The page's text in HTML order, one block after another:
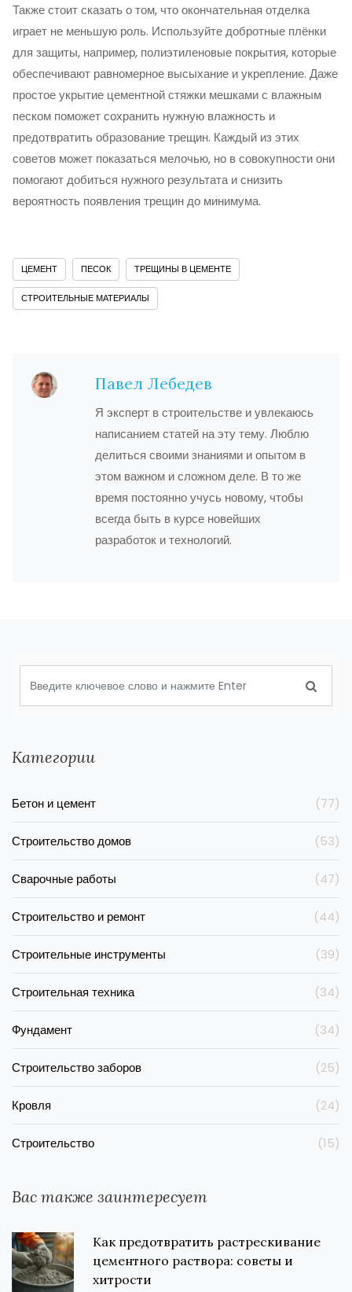
Также стоит сказать о том, что окончательная отделка
играет не меньшую роль. Используйте добротные плёнки
для защиты, например, полиэтиленовые покрытия, которые
обеспечивают равномерное высыхание и укрепление. Даже
простое укрытие цементной стяжки мешками с влажным
песком поможет сохранить нужную влажность и
предотвратить образование трещин. Каждый из этих
советов может показаться мелочью, но в совокупности они
помогают добиться нужного результата и снизить
вероятность появления трещин до минимума.
ЦЕМЕНТ ПЕСОК ТРЕЩИНЫ В ЦЕМЕНТЕ
СТРОИТЕЛЬНЫЕ МАТЕРИАЛЫ
Павел Лебедев
Я эксперт в строительстве и увлекаюсь
написанием статей на эту тему. Люблю
делиться своими знаниями и опытом в
этом важном и сложном деле. В то же
время постоянно учусь новому, чтобы
всегда быть в курсе новейших
разработок и технологий.
Категории
Бетон и цемент (77)
Строительство домов (53)
Сварочные работы (47)
Строительство и ремонт (44)
Строительные инструменты (39)
Строительная техника (34)
Фундамент (34)
Строительство заборов (25)
Кровля (24)
Строительство (15)
Вас также заинтересует
Как предотвратить растрескивание
цементного раствора: советы и
хитрости